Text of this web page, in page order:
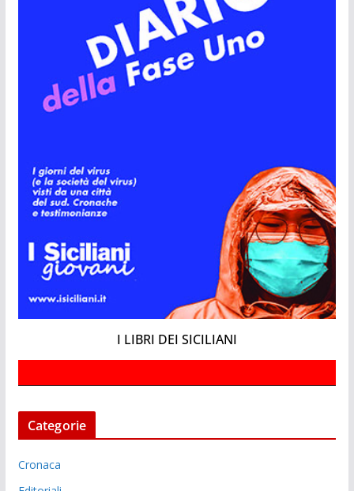
I LIBRI DEI SICILIANI
Categorie
Cronaca